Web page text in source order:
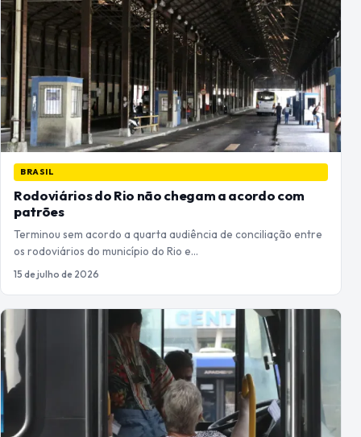
BRASIL
Rodoviários do Rio não chegam a acordo com
patrões
Terminou sem acordo a quarta audiência de conciliação entre
os rodoviários do município do Rio e…
15 de julho de 2026